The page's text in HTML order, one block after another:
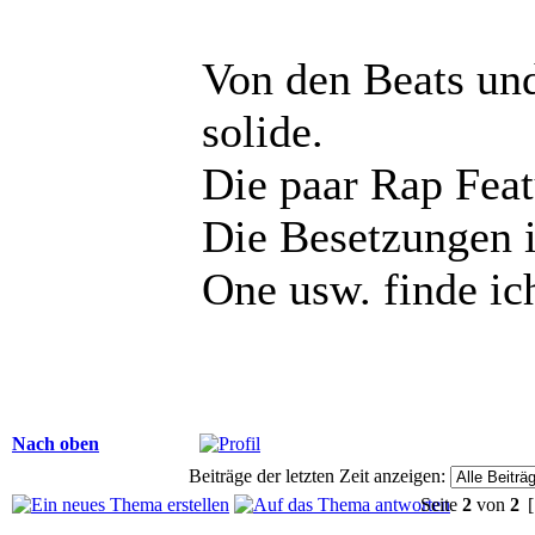
Von den Beats
solide.
Die paar Rap
Die
One usw. finde
Nach oben
Beiträge der letzten Zeit anzeigen:
Seite 2 von 2